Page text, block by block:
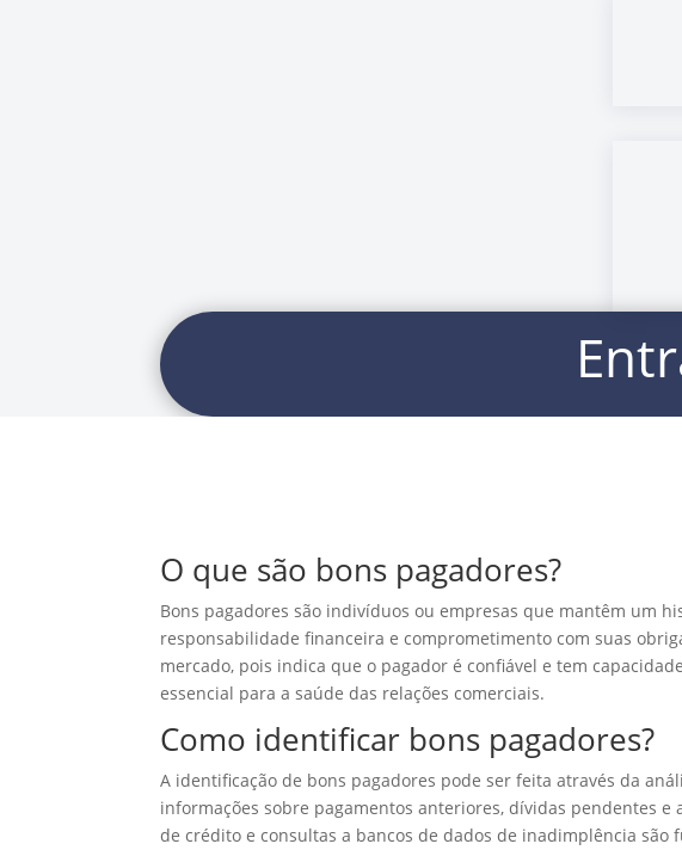
O que são bons pagadores?
Bons pagadores são indivíduos ou empresas que mantêm um
responsabilidade financeira e comprometimento com suas
mercado, pois indica que o pagador é confiável e tem
essencial para a saúde das relações comerciais.
Como identificar bons pagadores?
A identificação de bons pagadores pode ser feita através da
informações sobre pagamentos anteriores, dívidas pendentes
de crédito e consultas a bancos de dados de inadimplência são